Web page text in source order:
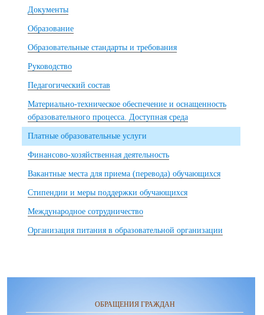
Документы
Образование
Образовательные стандарты и требования
Руководство
Педагогический состав
Материально-техническое обеспечение и оснащенность
образовательного процесса. Доступная среда
Платные образовательные услуги
Финансово-хозяйственная деятельность
Вакантные места для приема (перевода) обучающихся
Стипендии и меры поддержки обучающихся
Международное сотрудничество
Организация питания в образовательной организации
ОБРАЩЕНИЯ ГРАЖДАН